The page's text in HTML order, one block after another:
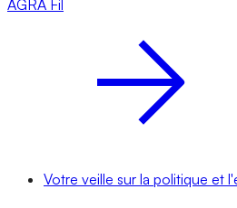
AGRA Fil
Votre veille sur la politique et